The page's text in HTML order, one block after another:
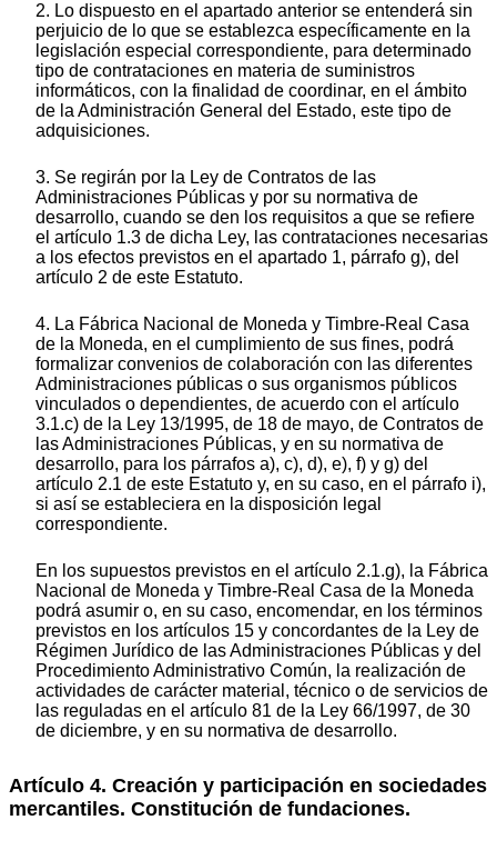
2. Lo dispuesto en el apartado anterior se entenderá sin
perjuicio de lo que se establezca específicamente en la
legislación especial correspondiente, para determinado
tipo de contrataciones en materia de suministros
informáticos, con la finalidad de coordinar, en el ámbito
de la Administración General del Estado, este tipo de
adquisiciones.
3. Se regirán por la Ley de Contratos de las
Administraciones Públicas y por su normativa de
desarrollo, cuando se den los requisitos a que se refiere
el artículo 1.3 de dicha Ley, las contrataciones necesarias
a los efectos previstos en el apartado 1, párrafo g), del
artículo 2 de este Estatuto.
4. La Fábrica Nacional de Moneda y Timbre-Real Casa
de la Moneda, en el cumplimiento de sus fines, podrá
formalizar convenios de colaboración con las diferentes
Administraciones públicas o sus organismos públicos
vinculados o dependientes, de acuerdo con el artículo
3.1.c) de la Ley 13/1995, de 18 de mayo, de Contratos de
las Administraciones Públicas, y en su normativa de
desarrollo, para los párrafos a), c), d), e), f) y g) del
artículo 2.1 de este Estatuto y, en su caso, en el párrafo i),
si así se estableciera en la disposición legal
correspondiente.
En los supuestos previstos en el artículo 2.1.g), la Fábrica
Nacional de Moneda y Timbre-Real Casa de la Moneda
podrá asumir o, en su caso, encomendar, en los términos
previstos en los artículos 15 y concordantes de la Ley de
Régimen Jurídico de las Administraciones Públicas y del
Procedimiento Administrativo Común, la realización de
actividades de carácter material, técnico o de servicios de
las reguladas en el artículo 81 de la Ley 66/1997, de 30
de diciembre, y en su normativa de desarrollo.
Artículo 4. Creación y participación en sociedades
mercantiles. Constitución de fundaciones.